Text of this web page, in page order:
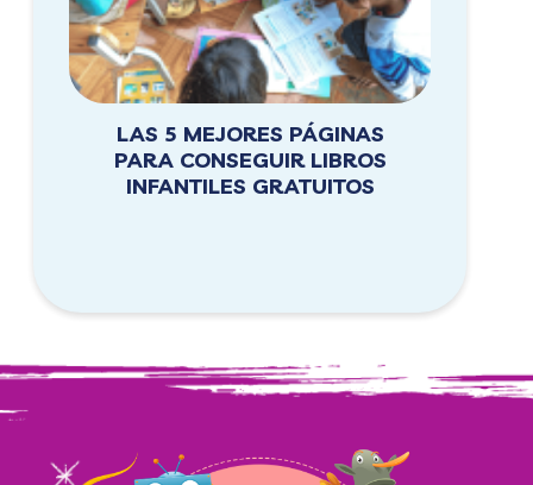
LAS 5 MEJORES PÁGINAS
PARA CONSEGUIR LIBROS
INFANTILES GRATUITOS